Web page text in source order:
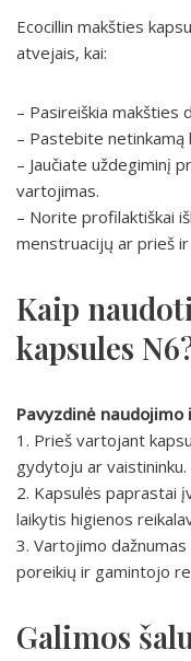
Ecocillin makšties
atvejais, kai:
– Pasireiškia makšties
– Pastebite
– Jaučiate uždegiminį
vartojimas.
– Norite profilaktiškai
menstruacijų ar prieš
Kaip
kapsules
Pavyzdinė naudojimo
1. Prieš vartojant
gydytoju ar vaistininku.
2. Kapsulės paprastai
laikytis higienos
3. Vartojimo
poreikių ir gamintojo
Galimos